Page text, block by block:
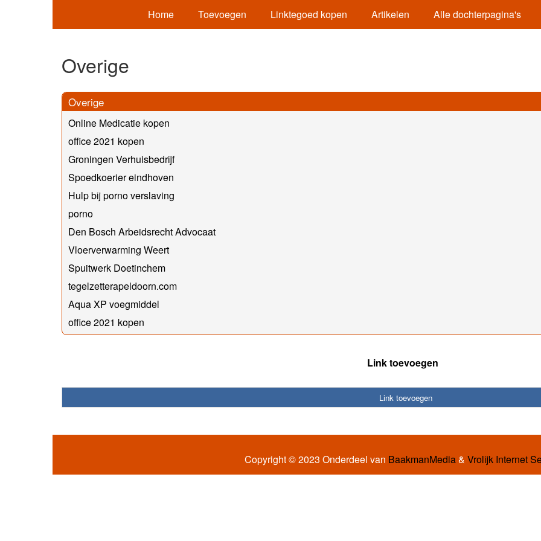
Home Toevoegen Linktegoed kopen Artikelen Alle dochterpagina's
Overige
Overige
Online Medicatie kopen
office 2021 kopen
Groningen Verhuisbedrijf
Spoedkoerier eindhoven
Hulp bij porno verslaving
porno
Den Bosch Arbeidsrecht Advocaat
Vloerverwarming Weert
Spuitwerk Doetinchem
tegelzetterapeldoorn.com
Aqua XP voegmiddel
office 2021 kopen
Link toevoegen
Link toevoegen
Copyright © 2023 Onderdeel van BaakmanMedia& Vrolijk Internet